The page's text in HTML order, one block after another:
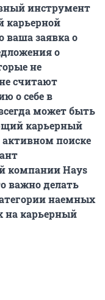
инструмент
карьерной
ваша заявка о
о
не
считают
о себе в
может быть
карьерный
активном поиске
компании Hays
важно делать
наемных
на карьерный